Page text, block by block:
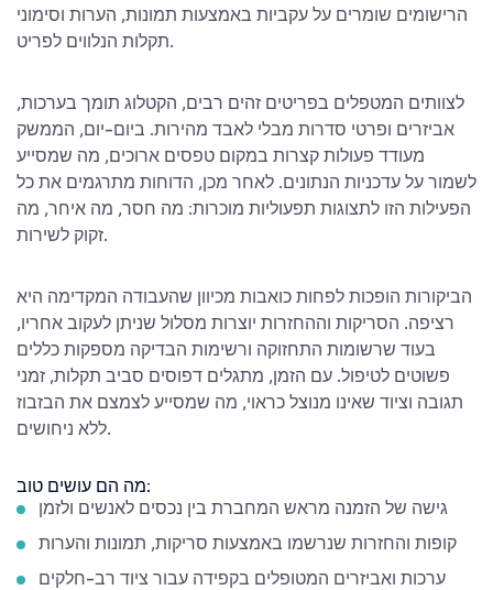
הרישומים שומרים על עקביות באמצעות תמונות, הערות וסימוני
תקלות הנלווים לפריט.
לצוותים המטפלים בפריטים זהים רבים, הקטלוג תומך בערכות,
אביזרים ופרטי סדרות מבלי לאבד מהירות. ביום-יום, הממשק
מעודד פעולות קצרות במקום טפסים ארוכים, מה שמסייע
לשמור על עדכניות הנתונים. לאחר מכן, הדוחות מתרגמים את כל
הפעילות הזו לתצוגות תפעוליות מוכרות: מה חסר, מה איחר, מה
זקוק לשירות.
הביקורות הופכות לפחות כואבות מכיוון שהעבודה המקדימה היא
רציפה. הסריקות וההחזרות יוצרות מסלול שניתן לעקוב אחריו,
בעוד שרשומות התחזוקה ורשימות הבדיקה מספקות כללים
פשוטים לטיפול. עם הזמן, מתגלים דפוסים סביב תקלות, זמני
תגובה וציוד שאינו מנוצל כראוי, מה שמסייע לצמצם את הבזבוז
ללא ניחושים.
מה הם עושים טוב:
גישה של הזמנה מראש המחברת בין נכסים לאנשים ולזמן
קופות והחזרות שנרשמו באמצעות סריקות, תמונות והערות
ערכות ואביזרים המטופלים בקפידה עבור ציוד רב-חלקים